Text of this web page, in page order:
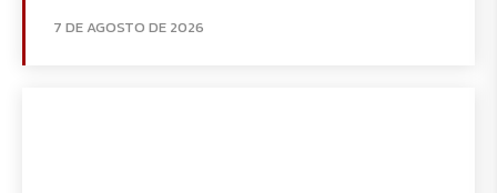
7 DE AGOSTO DE 2026